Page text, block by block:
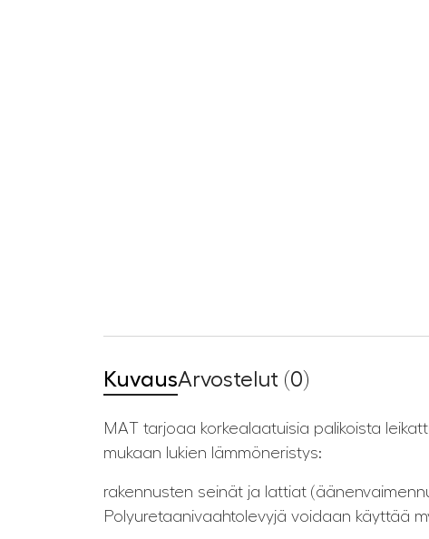
KuvausArvostelut (0)
MAT tarjoaa korkealaatuisia palikoista
mukaan lukien lämmöneristys:
rakennusten seinät ja lattiat
Polyuretaanivaahtolevyjä voidaan käyttää